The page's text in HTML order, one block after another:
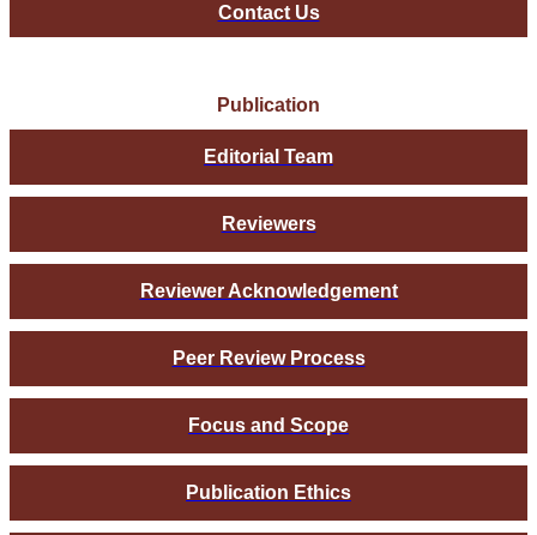
Contact Us
Publication
Editorial Team
Reviewers
Reviewer Acknowledgement
Peer Review Process
Focus and Scope
Publication Ethics